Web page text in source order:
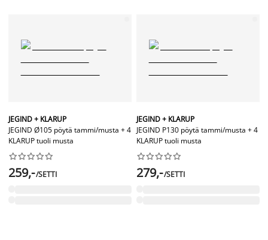
JEGIND + KLARUP
JEGIND Ø105 pöytä tammi/musta + 4
KLARUP tuoli musta






259,-/SETTI
JEGIND + KLARUP
JEGIND P130 pöytä tammi/musta + 4
KLARUP tuoli musta






279,-/SETTI